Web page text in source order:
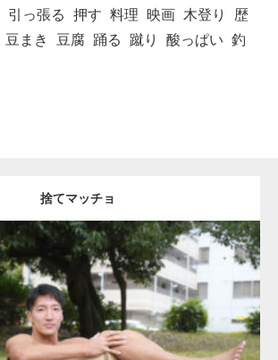
引っ張る 押す 料理 映画 木登り
歴
豆まき 豆腐 踊る 蹴り 酸っぱい 釣
捨てマッチョ
Update:2023.04.28
ッチョ オレンジの人 AKIHITO(細マッチョ)
捨
てマッチョ